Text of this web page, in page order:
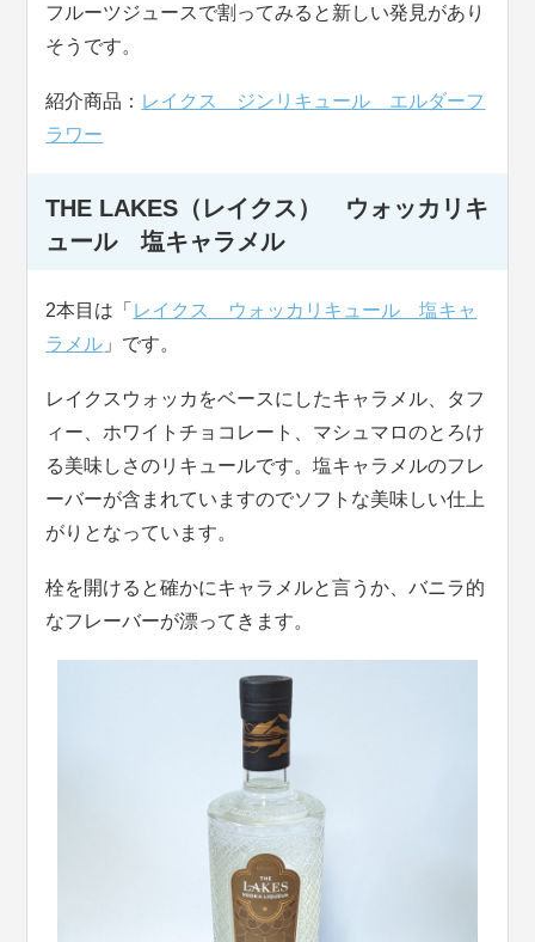
フルーツジュースで割ってみると新しい発見があり
そうです。
紹介商品： レイクス ジンリキュール エルダーフ
ラワー
THE LAKES（レイクス） ウォッカリキ
ュール 塩キャラメル
2本目は「 レイクス ウォッカリキュール 塩キャ
ラメル 」です。
レイクスウォッカをベースにしたキャラメル、タフ
ィー、ホワイトチョコレート、マシュマロのとろけ
る美味しさのリキュールです。塩キャラメルのフレ
ーバーが含まれていますのでソフトな美味しい仕上
がりとなっています。
栓を開けると確かにキャラメルと言うか、バニラ的
なフレーバーが漂ってきます。